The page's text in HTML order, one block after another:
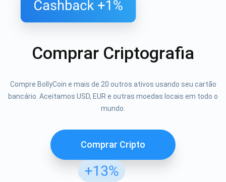
Comprar Criptografia
Compre BollyCoin e mais de 20 outros ativos usando seu cartão
bancário. Aceitamos USD, EUR e outras moedas locais em todo o
mundo.
Comprar Cripto